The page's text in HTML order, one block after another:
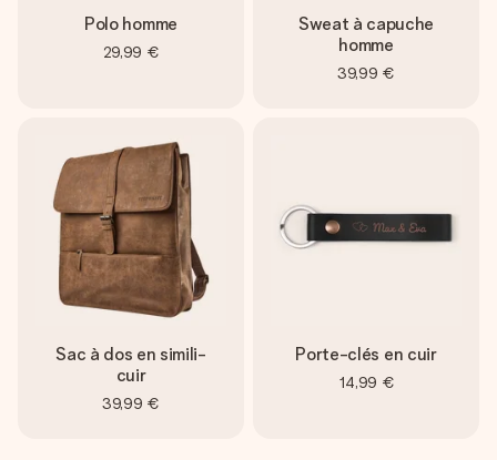
Polo homme
29,99 €
Sweat à capuche
homme
39,99 €
Sac à dos en simili-
cuir
39,99 €
Porte-clés en cuir
14,99 €